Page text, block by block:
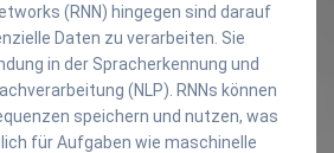
(RNN) hingegen sind darauf
Daten zu verarbeiten. Sie
in der Spracherkennung und
(NLP). RNNs können
speichern und nutzen, was
für Aufgaben wie maschinelle